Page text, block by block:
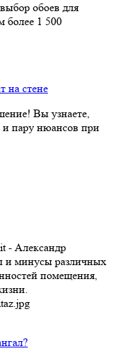
обоев для
1 500
стене
Вы узнаете,
и пару нюансов при
- Александр
и минусы различных
помещения,